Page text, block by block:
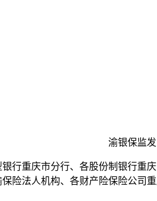
渝银保监发
重庆市分行、各股份制银行重
险法人机构、各财产险保险公